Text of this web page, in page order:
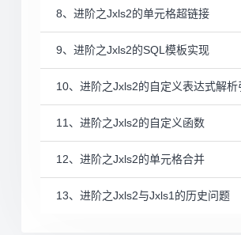
8、进阶之Jxls2的单元格超链接
9、进阶之Jxls2的SQL模板实现
10、进阶之Jxls2的自定义表达式解析
11、进阶之Jxls2的自定义函数
12、进阶之Jxls2的单元格合并
13、进阶之Jxls2与Jxls1的历史问题